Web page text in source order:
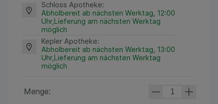
Schloss Apotheke:
Abholbereit ab nächsten Werktag, 12:00
Uhr,Lieferung am nächsten Werktag
möglich
Kepler Apotheke:
Abholbereit ab nächsten Werktag, 13:00
Uhr,Lieferung am nächsten Werktag
möglich
Menge: